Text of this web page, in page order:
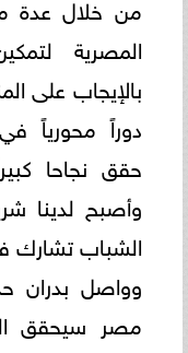
المصرية
بالإيجاب على
دوراً محورياً
حقق نجاحا
وأصبح لدينا
الشباب تشارك
وواصل بدران
مصر سيحقق